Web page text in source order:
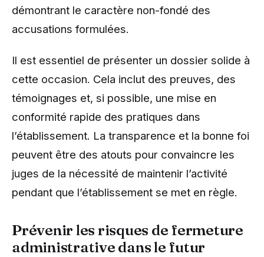
démontrant le caractère non-fondé des
accusations formulées.
Il est essentiel de présenter un dossier solide à
cette occasion. Cela inclut des preuves, des
témoignages et, si possible, une mise en
conformité rapide des pratiques dans
l’établissement. La transparence et la bonne foi
peuvent être des atouts pour convaincre les
juges de la nécessité de maintenir l’activité
pendant que l’établissement se met en règle.
Prévenir les risques de fermeture
administrative dans le futur